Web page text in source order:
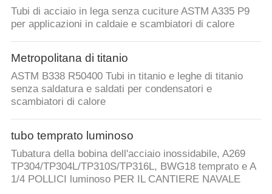
Tubi di acciaio in lega senza cuciture ASTM A335 P9
per applicazioni in caldaie e scambiatori di calore
Metropolitana di titanio
ASTM B338 R50400 Tubi in titanio e leghe di titanio
senza saldatura e saldati per condensatori e
scambiatori di calore
tubo temprato luminoso
Tubatura della bobina dell'acciaio inossidabile, A269
TP304/TP304L/TP310S/TP316L, BWG18 temprato e A
1/4 POLLICI luminoso PER IL CANTIERE NAVALE